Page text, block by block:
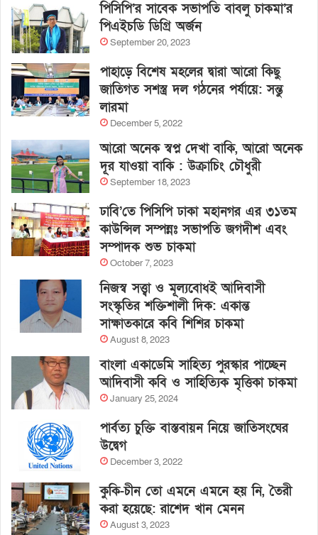
পিসিপি’র সাবেক সভাপতি বাবলু চাকমা’র
পিএইচডি ডিগ্রি অর্জন
September 20, 2023
পাহাড়ে বিশেষ মহলের দ্বারা আরো কিছু
জাতিগত সশস্ত্র দল গঠনের পর্যায়ে: সন্তু
লারমা
December 5, 2022
আরো অনেক স্বপ্ন দেখা বাকি, আরো অনেক
দূর যাওয়া বাকি : উক্রাচিং চৌধুরী
September 18, 2023
ঢাবি’তে পিসিপি ঢাকা মহানগর এর ৩১তম
কাউন্সিল সম্পন্নঃ সভাপতি জগদীশ এবং
সম্পাদক শুভ চাকমা
October 7, 2023
নিজস্ব সত্ত্বা ও মূল্যবোধই আদিবাসী
সংস্কৃতির শক্তিশালী দিক: একান্ত
সাক্ষাতকারে কবি শিশির চাকমা
August 8, 2023
বাংলা একাডেমি সাহিত্য পুরস্কার পাচ্ছেন
আদিবাসী কবি ও সাহিত্যিক মৃত্তিকা চাকমা
January 25, 2024
পার্বত্য চুক্তি বাস্তবায়ন নিয়ে জাতিসংঘের
উদ্বেগ
December 3, 2022
কুকি-চীন তো এমনে এমনে হয় নি, তৈরী
করা হয়েছে: রাশেদ খান মেনন
August 3, 2023